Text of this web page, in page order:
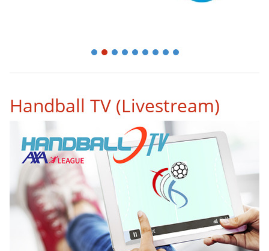
1 2 3 4 5 6 7 8 9
Handball TV (Livestream)